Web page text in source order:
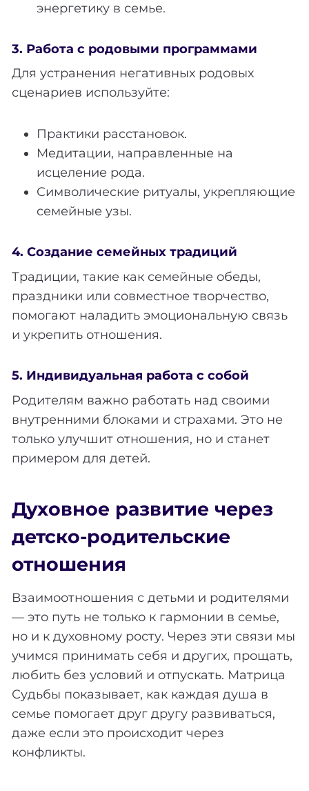
энергетику в семье.
3. Работа с родовыми программами
Для устранения негативных родовых
сценариев используйте:
Практики расстановок.
Медитации, направленные на
исцеление рода.
Символические ритуалы, укрепляющие
семейные узы.
4. Создание семейных традиций
Традиции, такие как семейные обеды,
праздники или совместное творчество,
помогают наладить эмоциональную связь
и укрепить отношения.
5. Индивидуальная работа с собой
Родителям важно работать над своими
внутренними блоками и страхами. Это не
только улучшит отношения, но и станет
примером для детей.
Духовное развитие через
детско-родительские
отношения
Взаимоотношения с детьми и родителями
— это путь не только к гармонии в семье,
но и к духовному росту. Через эти связи мы
учимся принимать себя и других, прощать,
любить без условий и отпускать. Матрица
Судьбы показывает, как каждая душа в
семье помогает друг другу развиваться,
даже если это происходит через
конфликты.